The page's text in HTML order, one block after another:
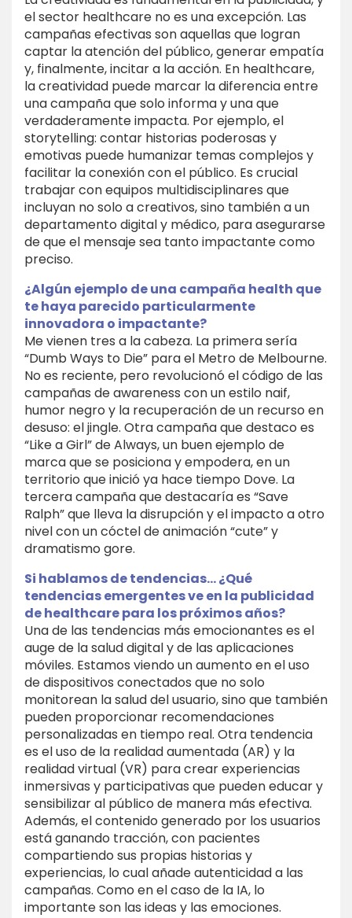
el sector healthcare no es una excepción. Las
campañas efectivas son aquellas que logran
captar la atención del público, generar empatía
y, finalmente, incitar a la acción. En healthcare,
la creatividad puede marcar la diferencia entre
una campaña que solo informa y una que
verdaderamente impacta. Por ejemplo, el
storytelling: contar historias poderosas y
emotivas puede humanizar temas complejos y
facilitar la conexión con el público. Es crucial
trabajar con equipos multidisciplinares que
incluyan no solo a creativos, sino también a un
departamento digital y médico, para asegurarse
de que el mensaje sea tanto impactante como
preciso.
¿Algún ejemplo de una campaña health que
te haya parecido particularmente
innovadora o impactante?
Me vienen tres a la cabeza. La primera sería
“Dumb Ways to Die” para el Metro de Melbourne.
No es reciente, pero revolucionó el código de las
campañas de awareness con un estilo naif,
humor negro y la recuperación de un recurso en
desuso: el jingle. Otra campaña que destaco es
“Like a Girl” de Always, un buen ejemplo de
marca que se posiciona y empodera, en un
territorio que inició ya hace tiempo Dove. La
tercera campaña que destacaría es “Save
Ralph” que lleva la disrupción y el impacto a otro
nivel con un cóctel de animación “cute” y
dramatismo gore.
Si hablamos de tendencias… ¿Qué
tendencias emergentes ve en la publicidad
de healthcare para los próximos años?
Una de las tendencias más emocionantes es el
auge de la salud digital y de las aplicaciones
móviles. Estamos viendo un aumento en el uso
de dispositivos conectados que no solo
monitorean la salud del usuario, sino que también
pueden proporcionar recomendaciones
personalizadas en tiempo real. Otra tendencia
es el uso de la realidad aumentada (AR) y la
realidad virtual (VR) para crear experiencias
inmersivas y participativas que pueden educar y
sensibilizar al público de manera más efectiva.
Además, el contenido generado por los usuarios
está ganando tracción, con pacientes
compartiendo sus propias historias y
experiencias, lo cual añade autenticidad a las
campañas. Como en el caso de la IA, lo
importante son las ideas y las emociones.